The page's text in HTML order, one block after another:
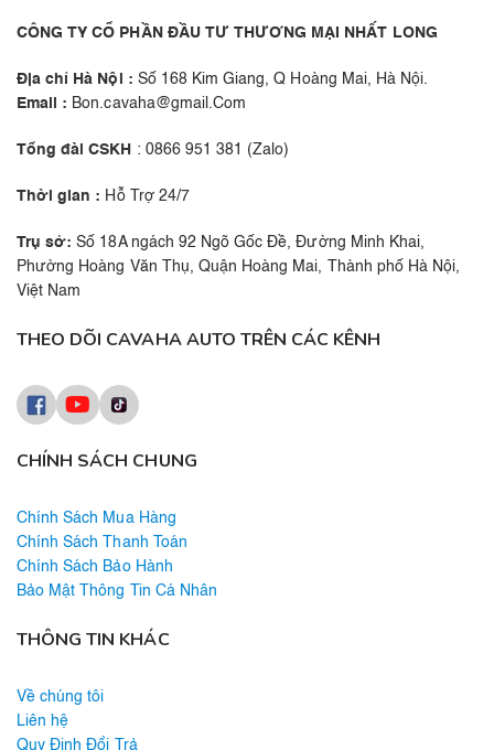
CÔNG TY CỔ PHẦN ĐẦU TƯ THƯƠNG MẠI NHẤT LONG
Địa chỉ Hà Nội : Số 168 Kim Giang, Q Hoàng Mai, Hà Nội.
Email : Bon.cavaha@gmail.Com
Tổng đài CSKH : 0866 951 381 (Zalo)
Thời gian : Hỗ Trợ 24/7
Trụ sở: Số 18A ngách 92 Ngõ Gốc Đề, Đường Minh Khai,
Phường Hoàng Văn Thụ, Quận Hoàng Mai, Thành phố Hà Nội,
Việt Nam
CHÍNH SÁCH CHUNG
Chính Sách Mua Hàng
Chính Sách Thanh Toán
Chính Sách Bảo Hành
Bảo Mật Thông Tin Cá Nhân
THÔNG TIN KHÁC
Về chúng tôi
Liên hệ
Quy Định Đổi Trả
THEO DÕI CAVAHA AUTO TRÊN CÁC KÊNH